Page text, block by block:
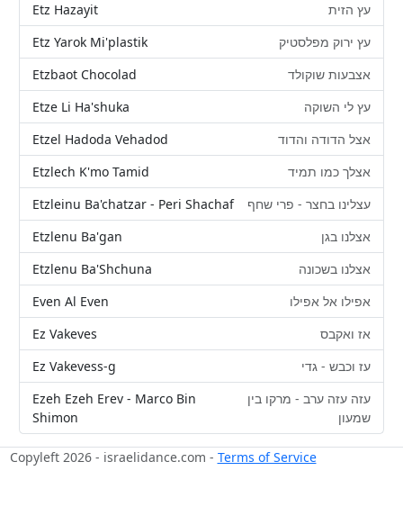
Etz Hazayit
עץ הזית
Etz Yarok Mi'plastik
עץ ירוק מפלסטיק
Etzbaot Chocolad
אצבעות שוקולד
Etze Li Ha'shuka
עץ לי השוקה
Etzel Hadoda Vehadod
אצל הדודה והדוד
Etzlech K'mo Tamid
אצלך כמו תמיד
Etzleinu Ba'chatzar - Peri Shachaf
עצלינו בחצר - פרי שחף
Etzlenu Ba'gan
אצלנו בגן
Etzlenu Ba'Shchuna
אצלנו בשכונה
Even Al Even
אפילו אל אפילו
Ez Vakeves
אז ואקבס
Ez Vakevess-g
עז וכבש - גדי
Ezeh Ezeh Erev - Marco Bin
Shimon
עזה עזה ערב - מרקו בין
שמעון
Copyleft 2026 - israelidance.com - Terms of Service